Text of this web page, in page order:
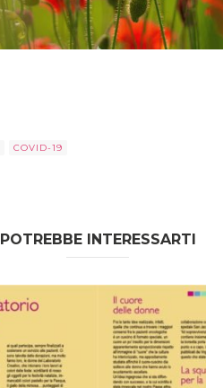
COVID-19
POTREBBE INTERESSARTI